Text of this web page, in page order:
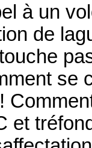
à un
de
se
et